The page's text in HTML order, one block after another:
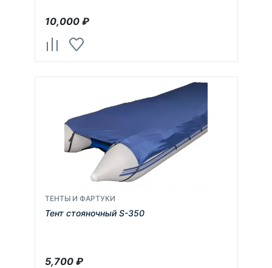
10,000₽
ТЕНТЫ И ФАРТУКИ
Тент стояночный S-350
5,700₽